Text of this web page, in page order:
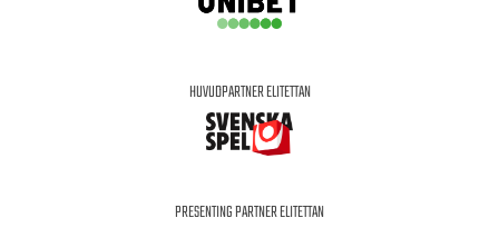
HUVUDPARTNER ELITETTAN
PRESENTING PARTNER ELITETTAN